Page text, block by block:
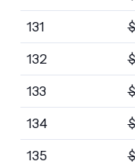
131 $
132 $
133 $
134 $
135 $